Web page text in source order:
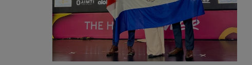
Pulso Macroeconómico